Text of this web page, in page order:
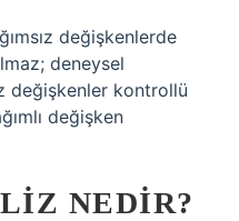
değişkenlerde
deneysel
değişkenler kontrollü
değişken
NEDIR?